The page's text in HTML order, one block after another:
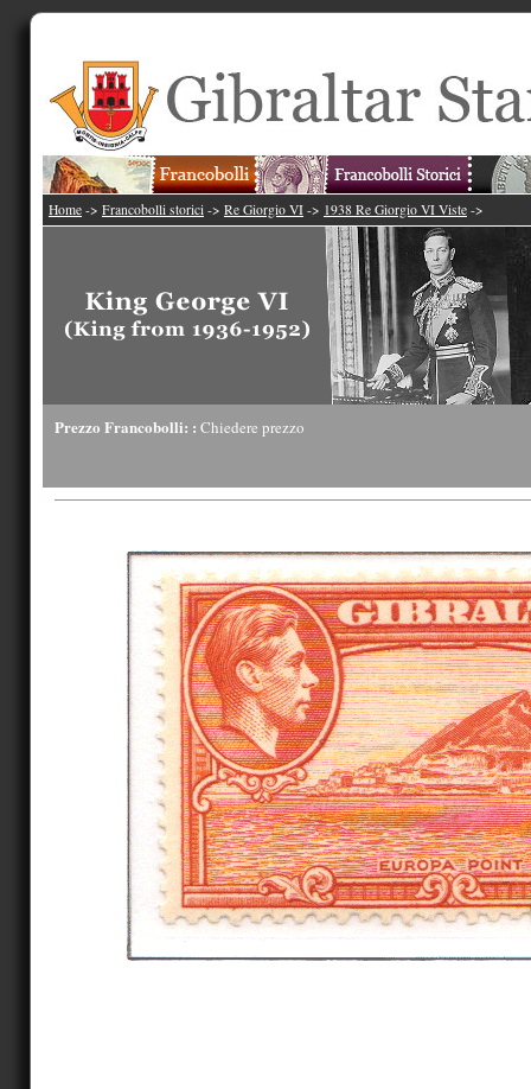
Home -> Francobolli storici -> Re Giorgio VI -> 1938 Re Giorgio VI Viste ->
Prezzo Francobolli: : Chiedere prezzo